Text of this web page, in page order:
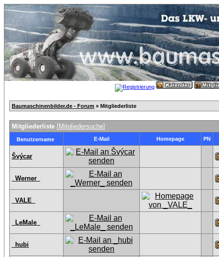
Baumaschinenbilder.de - Forum » Mitgliederliste
Mitgliederliste [Mitgliedersuche]
Benutzername E-Mail Homepage PN
Švýcar
_Werner_
_VALE_
_LeMale_
_hubi